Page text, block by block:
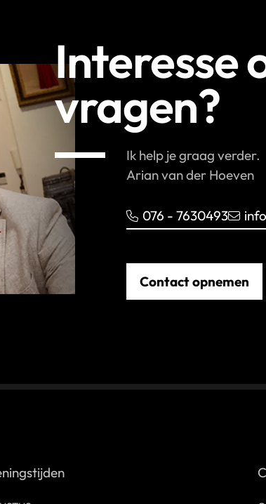
Interesse
vragen?
Ik help je graag verder.
Arian van der Hoeven
076 - 7630493
Contact opnemen